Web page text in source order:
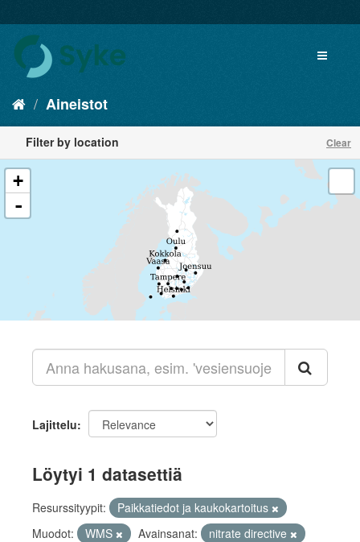
Aineistot
Filter by location Clear
+
-
Lajittelu
Löytyi 1 datasettiä
Resurssityypit:
Paikkatiedot ja kaukokartoitus
Muodot:
WMS Avainsanat:
nitrate directive